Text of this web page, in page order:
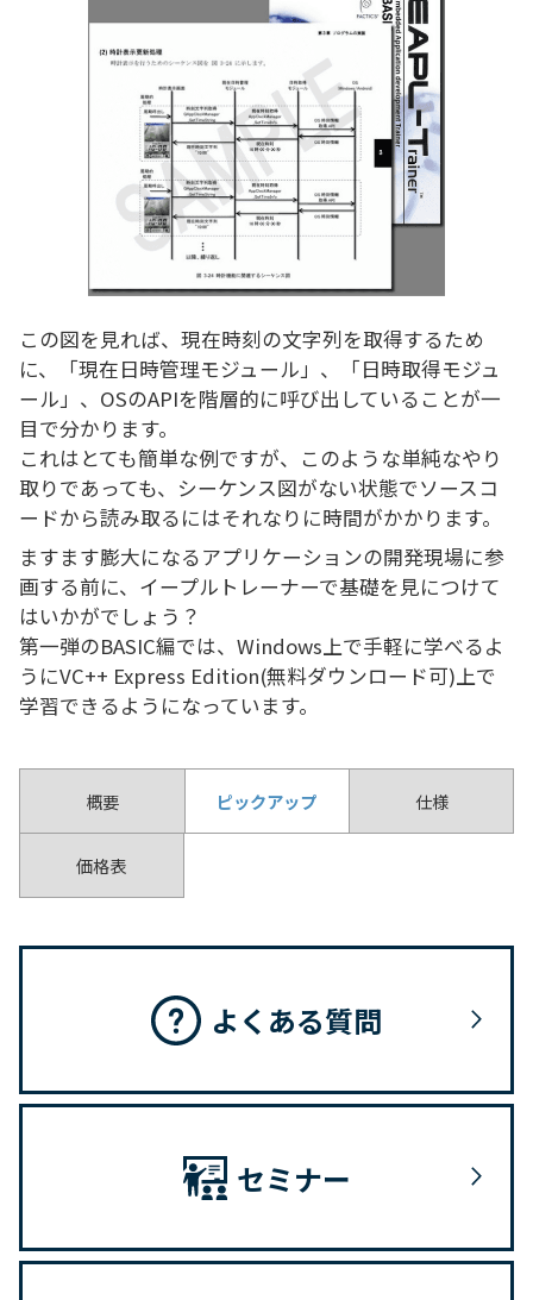
この図を見れば、現在時刻の文字列を取得するため
に、「現在日時管理モジュール」、「日時取得モジュ
ール」、OSのAPIを階層的に呼び出していることが一
目で分かります。
これはとても簡単な例ですが、このような単純なやり
取りであっても、シーケンス図がない状態でソースコ
ードから読み取るにはそれなりに時間がかかります。
ますます膨大になるアプリケーションの開発現場に参
画する前に、イープルトレーナーで基礎を見につけて
はいかがでしょう？
第一弾のBASIC編では、Windows上で手軽に学べるよ
うにVC++ Express Edition(無料ダウンロード可)上で
学習できるようになっています。
概要 ピックアップ 仕様
価格表
よくある質問
セミナー